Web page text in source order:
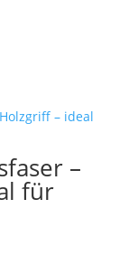
–
für